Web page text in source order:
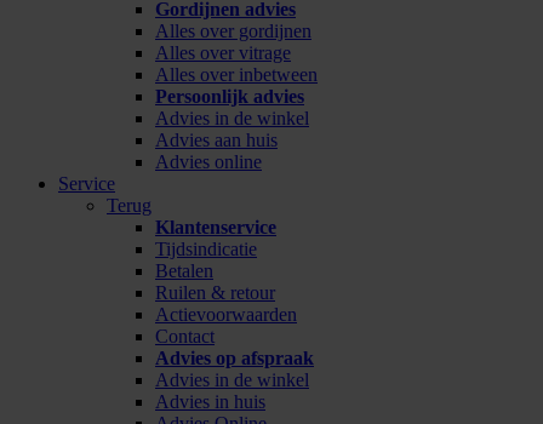
Gordijnen advies
Alles over gordijnen
Alles over vitrage
Alles over inbetween
Persoonlijk advies
Advies in de winkel
Advies aan huis
Advies online
Service
Terug
Klantenservice
Tijdsindicatie
Betalen
Ruilen & retour
Actievoorwaarden
Contact
Advies op afspraak
Advies in de winkel
Advies in huis